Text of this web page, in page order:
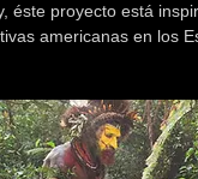
éste proyecto está
americanas en los